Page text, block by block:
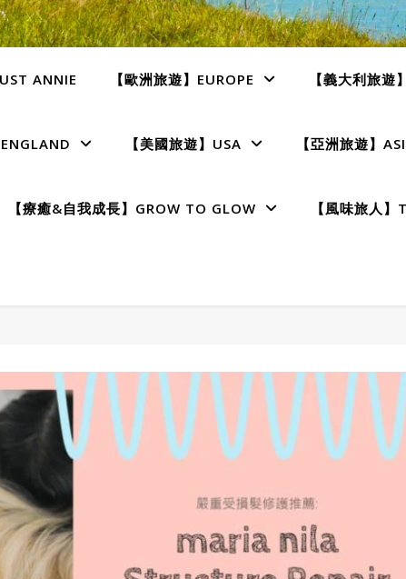
ANNIE 【歐洲旅遊】EUROPE 【義大利旅遊
【美國旅遊】USA 【亞洲旅遊】
【療癒&自我成長】GROW TO GLOW 【風味旅人】